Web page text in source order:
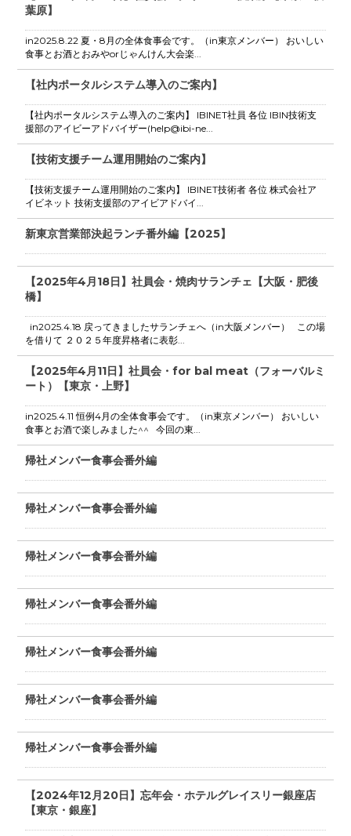
葉原】
in2025.8.22 夏・8月の全体食事会です。（in東京メンバー） おいしい
食事とお酒とおみやorじゃんけん大会楽...
【社内ポータルシステム導入のご案内】
【社内ポータルシステム導入のご案内】 IBINET社員 各位 IBIN技術支
援部のアイビーアドバイザー(help@ibi-ne...
【技術支援チーム運用開始のご案内】
【技術支援チーム運用開始のご案内】 IBINET技術者 各位 株式会社ア
イビネット 技術支援部のアイビアドバイ...
新東京営業部決起ランチ番外編【2025】
【2025年4月18日】社員会・焼肉サランチェ【大阪・肥後
橋】
in2025.4.18 戻ってきましたサランチェへ（in大阪メンバー） この場
を借りて ２０２５年度昇格者に表彰...
【2025年4月11日】社員会・for bal meat（フォーバルミ
ート）【東京・上野】
in2025.4.11 恒例4月の全体食事会です。（in東京メンバー） おいしい
食事とお酒で楽しみました^^ 今回の東...
帰社メンバー食事会番外編
帰社メンバー食事会番外編
帰社メンバー食事会番外編
帰社メンバー食事会番外編
帰社メンバー食事会番外編
帰社メンバー食事会番外編
帰社メンバー食事会番外編
【2024年12月20日】忘年会・ホテルグレイスリー銀座店
【東京・銀座】